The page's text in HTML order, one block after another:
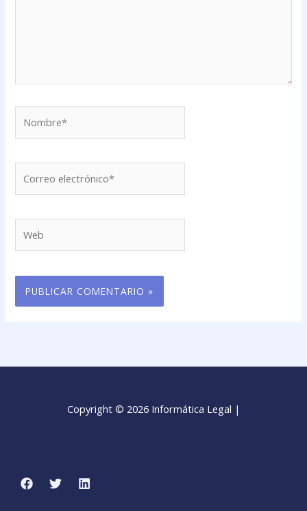
electrónico*
Copyright © 2026 Informática Legal |